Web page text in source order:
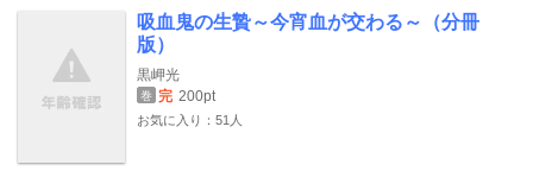
吸血鬼の生贄～今宵血が交わる～（分冊
版）
黒岬光
巻 完 200pt
お気に入り：51人